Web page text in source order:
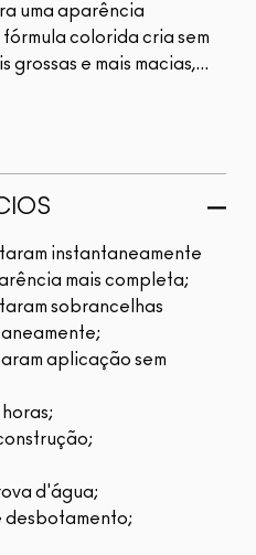
uma aparência
colorida cria sem
grossas e mais macias,...
instantaneamente
mais completa;
sobrancelhas
aplicação sem
d'água;
desbotamento;